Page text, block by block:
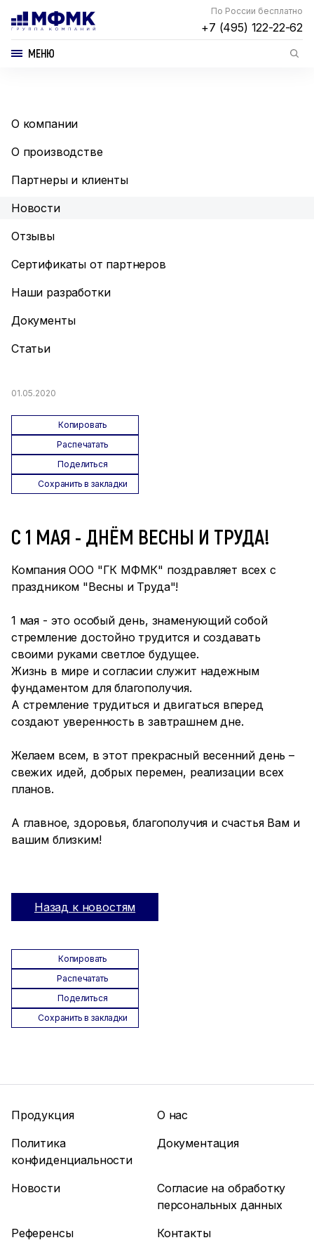
По России бесплатно
+7 (495) 122-22-62
МЕНЮ
О компании
О производстве
Партнеры и клиенты
Новости
Отзывы
Сертификаты от партнеров
Наши разработки
Документы
Статьи
01.05.2020
Копировать
Распечатать
Поделиться
Сохранить в закладки
С 1 МАЯ - ДНЁМ ВЕСНЫ И ТРУДА!
Компания ООО "ГК МФМК" поздравляет всех с
праздником "Весны и Труда"!
1 мая - это особый день, знаменующий собой
стремление достойно трудится и создавать
своими руками светлое будущее.
Жизнь в мире и согласии служит надежным
фундаментом для благополучия.
А стремление трудиться и двигаться вперед
создают уверенность в завтрашнем дне.
Желаем всем, в этот прекрасный весенний день –
свежих идей, добрых перемен, реализации всех
планов.
А главное, здоровья, благополучия и счастья Вам и
вашим близким!
Назад к новостям
Копировать
Распечатать
Поделиться
Сохранить в закладки
Продукция
О нас
Политика
конфиденциальности
Документация
Новости
Согласие на обработку
персональных данных
Референсы
Контакты